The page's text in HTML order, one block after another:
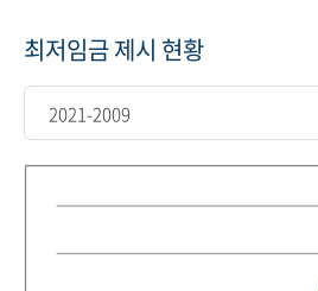
최저임금 제시 현황
2021-2009